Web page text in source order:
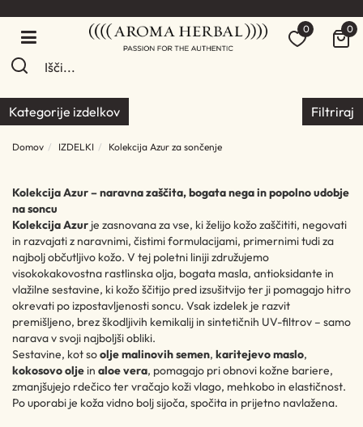
0 0
Kategorije izdelkov Filtriraj
Domov IZDELKI Kolekcija Azur za sončenje
Kolekcija Azur – naravna zaščita, bogata nega in popolno udobje
na soncu
Kolekcija Azur je zasnovana za vse, ki želijo kožo zaščititi, negovati
in razvajati z naravnimi, čistimi formulacijami, primernimi tudi za
najbolj občutljivo kožo. V tej poletni liniji združujemo
visokokakovostna rastlinska olja, bogata masla, antioksidante in
vlažilne sestavine, ki kožo ščitijo pred izsušitvijo ter ji pomagajo hitro
okrevati po izpostavljenosti soncu. Vsak izdelek je razvit
premišljeno, brez škodljivih kemikalij in sintetičnih UV-filtrov – samo
narava v svoji najboljši obliki.
Sestavine, kot soolje malinovih semen, karitejevo maslo,
kokosovo oljein aloe vera, pomagajo pri obnovi kožne bariere,
zmanjšujejo rdečico ter vračajo koži vlago, mehkobo in elastičnost.
Po uporabi je koža vidno bolj sijoča, spočita in prijetno navlažena.